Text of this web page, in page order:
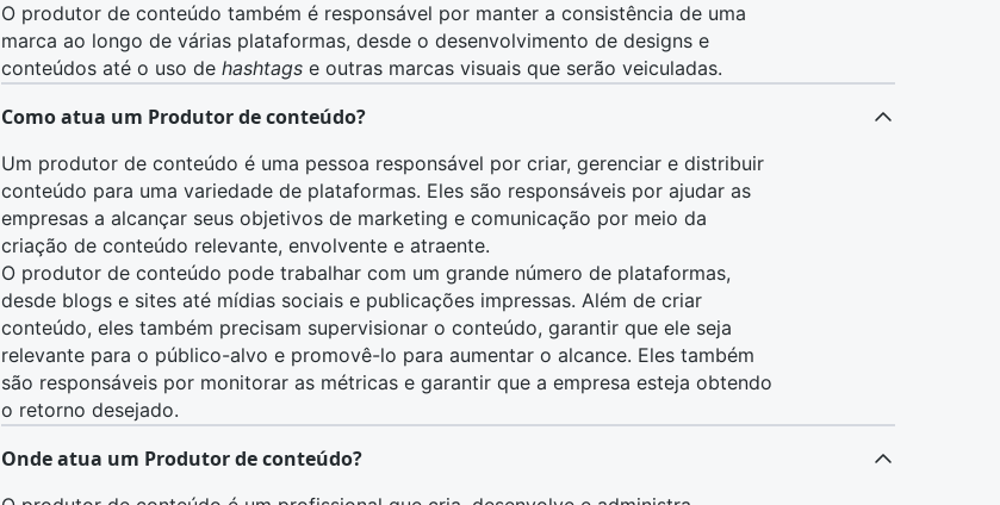
O produtor de conteúdo também é responsável por manter a consistência de uma
marca ao longo de várias plataformas, desde o desenvolvimento de designs e
conteúdos até o uso de hashtags e outras marcas visuais que serão veiculadas.
Como atua um Produtor de conteúdo?
Um produtor de conteúdo é uma pessoa responsável por criar, gerenciar e distribuir
conteúdo para uma variedade de plataformas. Eles são responsáveis por ajudar as
empresas a alcançar seus objetivos de marketing e comunicação por meio da
criação de conteúdo relevante, envolvente e atraente.
O produtor de conteúdo pode trabalhar com um grande número de plataformas,
desde blogs e sites até mídias sociais e publicações impressas. Além de criar
conteúdo, eles também precisam supervisionar o conteúdo, garantir que ele seja
relevante para o público-alvo e promovê-lo para aumentar o alcance. Eles também
são responsáveis por monitorar as métricas e garantir que a empresa esteja obtendo
o retorno desejado.
Onde atua um Produtor de conteúdo?